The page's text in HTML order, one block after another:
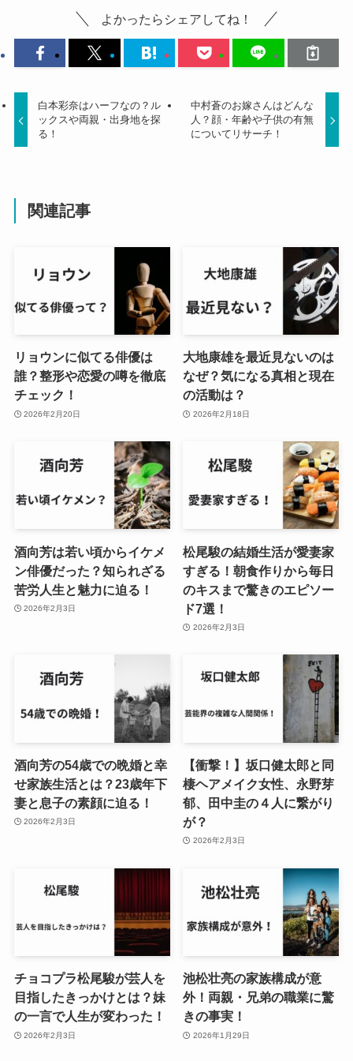
よかったらシェアしてね！
白本彩奈はハーフなの？ル
ックスや両親・出身地を探
る！
中村蒼のお嫁さんはどんな
人？顔・年齢や子供の有無
についてリサーチ！
関連記事
リョウンに似てる俳優は
誰？整形や恋愛の噂を徹底
チェック！
2026年2月20日
大地康雄を最近見ないのは
なぜ？気になる真相と現在
の活動は？
2026年2月18日
酒向芳は若い頃からイケメ
ン俳優だった？知られざる
苦労人生と魅力に迫る！
2026年2月3日
松尾駿の結婚生活が愛妻家
すぎる！朝食作りから毎日
のキスまで驚きのエピソー
ド7選！
2026年2月3日
酒向芳の54歳での晩婚と幸
せ家族生活とは？23歳年下
妻と息子の素顔に迫る！
2026年2月3日
【衝撃！】坂口健太郎と同
棲ヘアメイク女性、永野芽
郁、田中圭の４人に繋がり
が？
2026年2月3日
チョコプラ松尾駿が芸人を
目指したきっかけとは？妹
の一言で人生が変わった！
2026年2月3日
池松壮亮の家族構成が意
外！両親・兄弟の職業に驚
きの事実！
2026年1月29日